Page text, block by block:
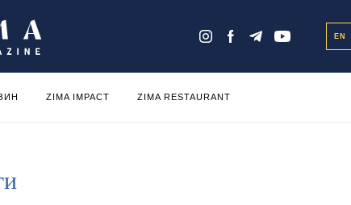
EN
ZIMA IMPACT ZIMA RESTAURANT